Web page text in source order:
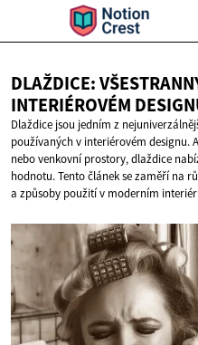
DLAŽDICE:
INTERIÉROVÉM
Dlaždice jsou jedním z
používaných v interiérovém designu.
nebo venkovní prostory, dlaždice
hodnotu. Tento článek se zaměří na
a způsoby použití v moderním